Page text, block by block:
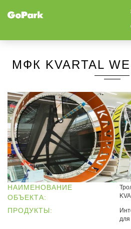
МФК KVARTAL
НАИМЕНОВАНИЕ
ОБЪЕКТА:
ПРОДУКТЫ: